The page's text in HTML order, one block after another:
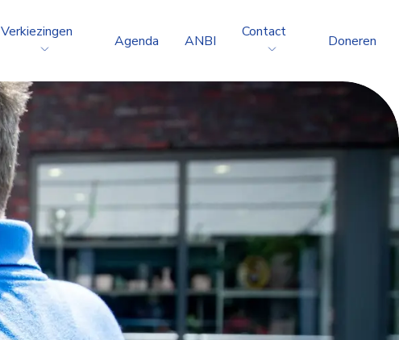
Verkiezingen
Agenda ANBI
Contact
Doneren